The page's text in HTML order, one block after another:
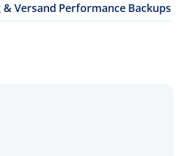
& Versand Performance Backups